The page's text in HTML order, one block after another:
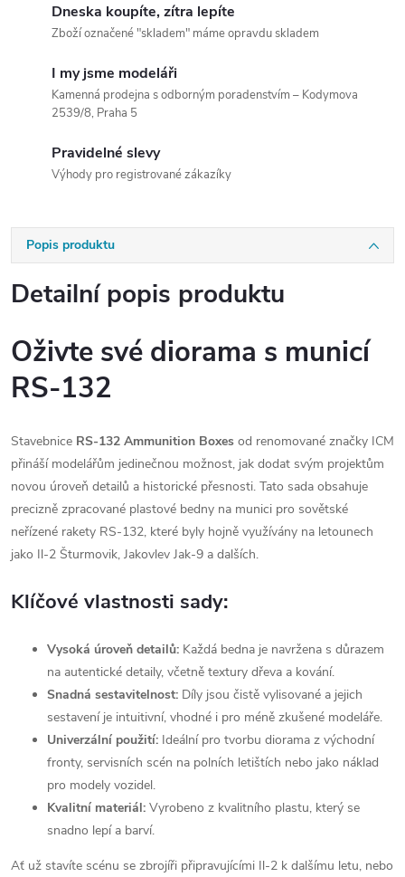
Dneska koupíte, zítra lepíte
Zboží označené "skladem" máme opravdu skladem
I my jsme modeláři
Kamenná prodejna s odborným poradenstvím – Kodymova
2539/8, Praha 5
Pravidelné slevy
Výhody pro registrované zákazíky
Popis produktu
Detailní popis produktu
Oživte své diorama s municí
RS-132
Stavebnice RS-132 Ammunition Boxes od renomované značky ICM
přináší modelářům jedinečnou možnost, jak dodat svým projektům
novou úroveň detailů a historické přesnosti. Tato sada obsahuje
precizně zpracované plastové bedny na munici pro sovětské
neřízené rakety RS-132, které byly hojně využívány na letounech
jako Il-2 Šturmovik, Jakovlev Jak-9 a dalších.
Klíčové vlastnosti sady:
Vysoká úroveň detailů: Každá bedna je navržena s důrazem
na autentické detaily, včetně textury dřeva a kování.
Snadná sestavitelnost: Díly jsou čistě vylisované a jejich
sestavení je intuitivní, vhodné i pro méně zkušené modeláře.
Univerzální použití: Ideální pro tvorbu diorama z východní
fronty, servisních scén na polních letištích nebo jako náklad
pro modely vozidel.
Kvalitní materiál: Vyrobeno z kvalitního plastu, který se
snadno lepí a barví.
Ať už stavíte scénu se zbrojíři připravujícími Il-2 k dalšímu letu, nebo